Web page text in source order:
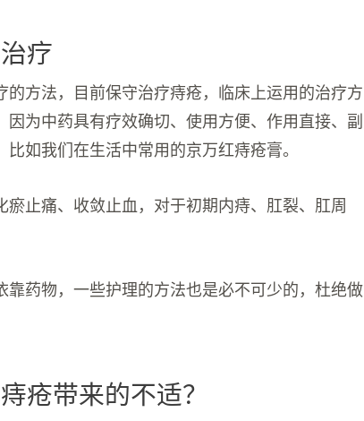
疗
的方法，目前保守治疗痔疮，临床上运用的治疗方
为中药具有疗效确切、使用方便、作用直接、副
如我们在生活中常用的京万红痔疮膏。
止痛、收敛止血，对于初期内痔、肛裂、肛周
靠药物，一些护理的方法也是必不可少的，杜绝做
疮带来的不适？